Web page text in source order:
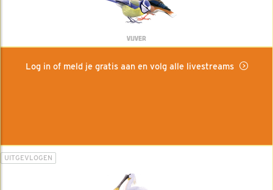
VIJVER
Log in of meld je gratis aan en volg alle livestreams
UITGEVLOGEN